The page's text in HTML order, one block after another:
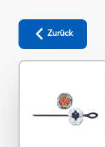
Zurück